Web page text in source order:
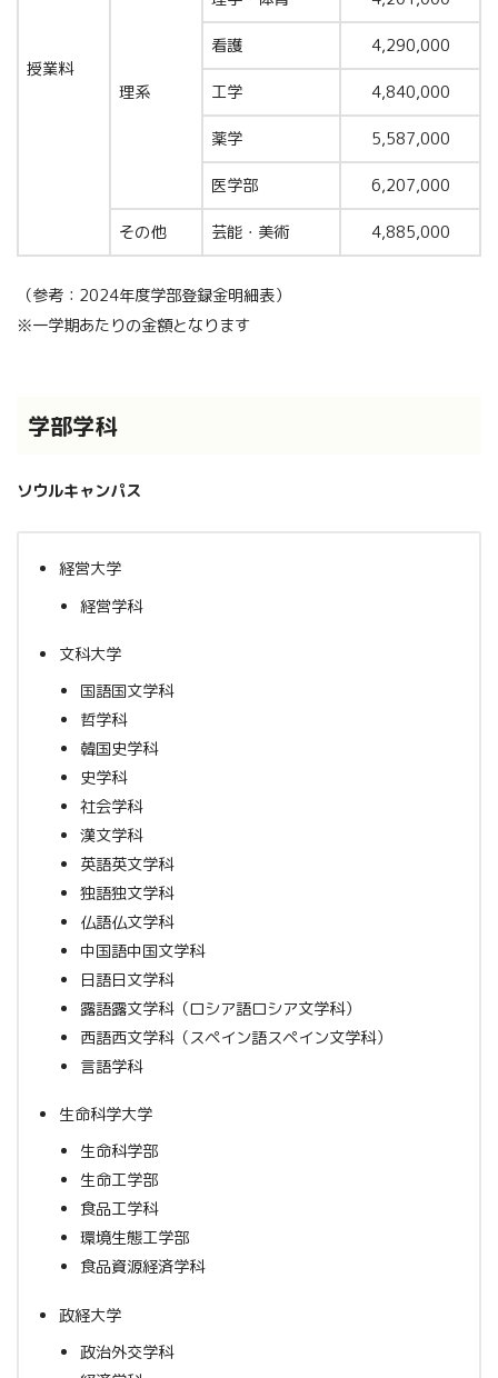
授業料
理系
看護 4,290,000
工学 4,840,000
薬学 5,587,000
医学部 6,207,000
その他 芸能・美術 4,885,000
（参考：2024年度学部登録金明細表）
※一学期あたりの金額となります
学部学科
ソウルキャンパス
経営大学
経営学科
文科大学
国語国文学科
哲学科
韓国史学科
史学科
社会学科
漢文学科
英語英文学科
独語独文学科
仏語仏文学科
中国語中国文学科
日語日文学科
露語露文学科（ロシア語ロシア文学科）
西語西文学科（スペイン語スペイン文学科）
言語学科
生命科学大学
生命科学部
生命工学部
食品工学科
環境生態工学部
食品資源経済学科
政経大学
政治外交学科